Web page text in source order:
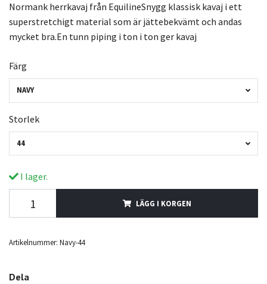
Normank herrkavaj från EquilineSnygg klassisk kavaj i ett
superstretchigt material som är jättebekvämt och andas
mycket bra.En tunn piping i ton i ton ger kavaj
Färg
NAVY
Storlek
44
I lager.
LÄGG I KORGEN
Artikelnummer: Navy-44
Dela